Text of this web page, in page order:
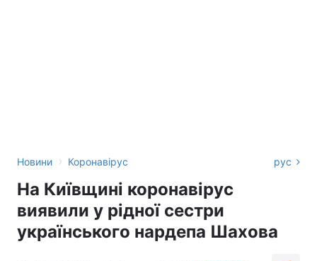
Новини › Коронавірус рус
На Київщині коронавірус
виявили у рідної сестри
українського нардепа Шахова